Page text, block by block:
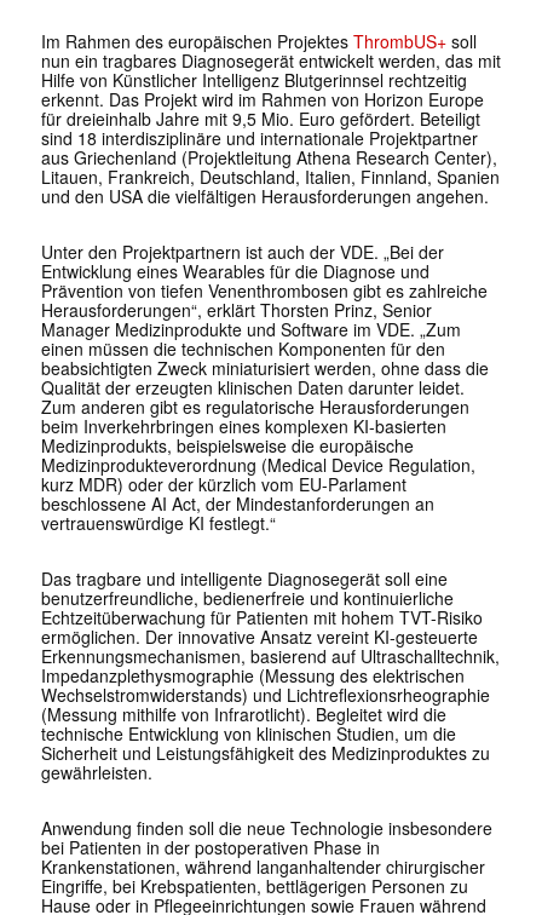
Im Rahmen des europäischen Projektes ThrombUS+soll
nun ein tragbares Diagnosegerät entwickelt werden, das mit
Hilfe von Künstlicher Intelligenz Blutgerinnsel rechtzeitig
erkennt. Das Projekt wird im Rahmen von Horizon Europe
für dreieinhalb Jahre mit 9,5 Mio. Euro gefördert. Beteiligt
sind 18 interdisziplinäre und internationale Projektpartner
aus Griechenland (Projektleitung Athena Research Center),
Litauen, Frankreich, Deutschland, Italien, Finnland, Spanien
und den USA die vielfältigen Herausforderungen angehen.
Unter den Projektpartnern ist auch der VDE. „Bei der
Entwicklung eines Wearables für die Diagnose und
Prävention von tiefen Venenthrombosen gibt es zahlreiche
Herausforderungen“, erklärt Thorsten Prinz, Senior
Manager Medizinprodukte und Software im VDE. „Zum
einen müssen die technischen Komponenten für den
beabsichtigten Zweck miniaturisiert werden, ohne dass die
Qualität der erzeugten klinischen Daten darunter leidet.
Zum anderen gibt es regulatorische Herausforderungen
beim Inverkehrbringen eines komplexen KI-basierten
Medizinprodukts, beispielsweise die europäische
Medizinprodukteverordnung (Medical Device Regulation,
kurz MDR) oder der kürzlich vom EU-Parlament
beschlossene AI Act, der Mindestanforderungen an
vertrauenswürdige KI festlegt.“
Das tragbare und intelligente Diagnosegerät soll eine
benutzerfreundliche, bedienerfreie und kontinuierliche
Echtzeitüberwachung für Patienten mit hohem TVT-Risiko
ermöglichen. Der innovative Ansatz vereint KI-gesteuerte
Erkennungsmechanismen, basierend auf Ultraschalltechnik,
Impedanzplethysmographie (Messung des elektrischen
Wechselstromwiderstands) und Lichtreflexionsrheographie
(Messung mithilfe von Infrarotlicht). Begleitet wird die
technische Entwicklung von klinischen Studien, um die
Sicherheit und Leistungsfähigkeit des Medizinproduktes zu
gewährleisten.
Anwendung finden soll die neue Technologie insbesondere
bei Patienten in der postoperativen Phase in
Krankenstationen, während langanhaltender chirurgischer
Eingriffe, bei Krebspatienten, bettlägerigen Personen zu
Hause oder in Pflegeeinrichtungen sowie Frauen während